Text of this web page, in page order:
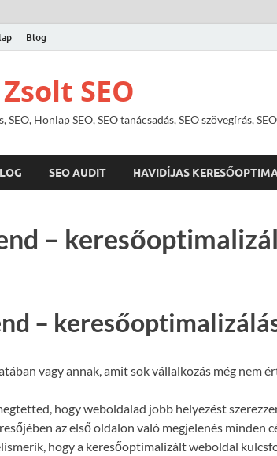
Blog
SEO
Honlap SEO, SEO tanácsadás, SEO szövegírás,
SEO AUDIT HAVIDÍJAS
–
–
vagy annak, amit sok vállalkozás még nem
hogy weboldalad jobb helyezést
az első oldalon való megjelenés minden
hogy a keresőoptimalizált weboldal